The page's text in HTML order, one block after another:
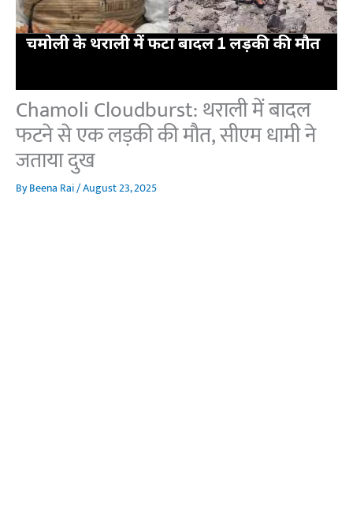
Chamoli Cloudburst: थराली में बादल
फटने से एक लड़की की मौत, सीएम धामी ने
जताया दुख
ByBeena Rai/August 23, 2025